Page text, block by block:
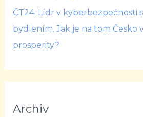
ČT24: Lídr v kyberbezpečnosti
bydlením. Jak je na tom Česko
prosperity?
Archiv